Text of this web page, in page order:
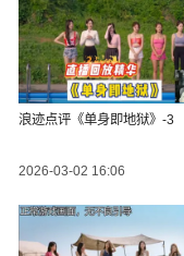
浪迹点评《单身即地狱》-3
2026-03-02 16:06